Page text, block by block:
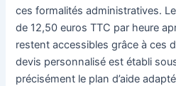
ces formalités administratives.
de 12,50 euros TTC par heure
restent accessibles grâce à ces
devis personnalisé est établi
précisément le plan d’aide